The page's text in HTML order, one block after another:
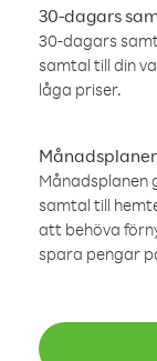
30-dagars
30-dagars
samtal till din
låga priser.
Månadsplaner
Månadsplanen
samtal till
att behöva
spara pengar